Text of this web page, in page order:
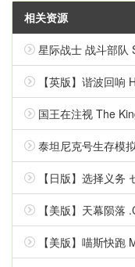
相关资源
星际战士 战斗部队
【英版】谐波回响
国王在注视 The
泰坦尼克号生存模
【日版】选择义务
【美版】天幕陨落
【美版】喵斯快跑